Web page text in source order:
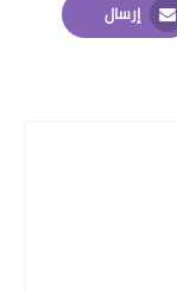
إرسال
Email